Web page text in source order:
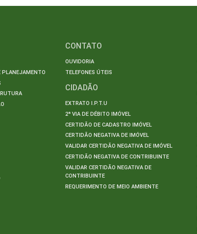
PLANEJAMENTO
CONTATO
OUVIDORIA
TELEFONES ÚTEIS
CIDADÃO
EXTRATO I.P.T.U
2ª VIA DE DÉBITO IMÓVEL
CERTIDÃO DE CADASTRO IMÓVEL
CERTIDÃO NEGATIVA DE IMÓVEL
VALIDAR CERTIDÃO NEGATIVA DE IMÓVEL
CERTIDÃO NEGATIVA DE CONTRIBUINTE
VALIDAR CERTIDÃO NEGATIVA DE
CONTRIBUINTE
REQUERIMENTO DE MEIO AMBIENTE